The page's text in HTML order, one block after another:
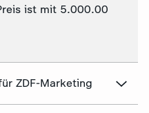
ist mit 5.000.00
ZDF-Marketing